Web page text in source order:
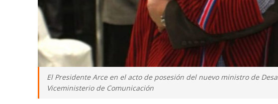
El Presidente Arce en el acto de posesión del nuevo ministro de
Viceministerio de Comunicación